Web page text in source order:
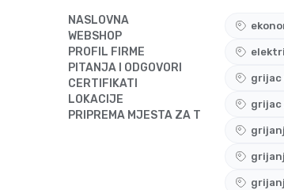
NASLOVNA
WEBSHOP
PROFIL FIRME
PITANJA I ODGOVORI
CERTIFIKATI
LOKACIJE
PRIPREMA MJESTA ZA TERMOSTAT
grijac
grijac